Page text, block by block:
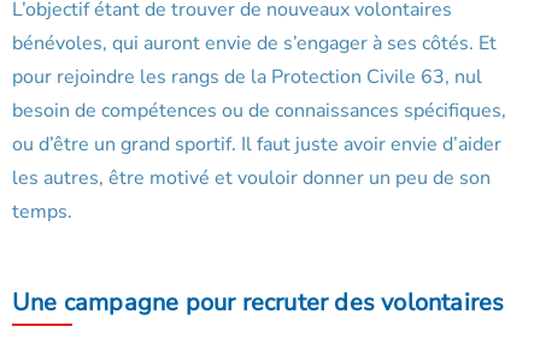
L’objectif étant de trouver de nouveaux volontaires
bénévoles, qui auront envie de s’engager à ses côtés. Et
pour rejoindre les rangs de la Protection Civile 63, nul
besoin de compétences ou de connaissances spécifiques,
ou d’être un grand sportif. Il faut juste avoir envie d’aider
les autres, être motivé et vouloir donner un peu de son
temps.
Une campagne pour recruter des volontaires